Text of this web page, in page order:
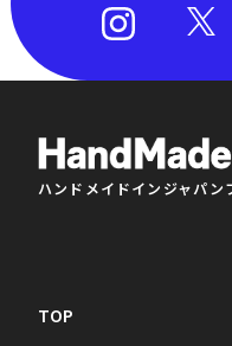
ハンドメイドインジャパン
TOP